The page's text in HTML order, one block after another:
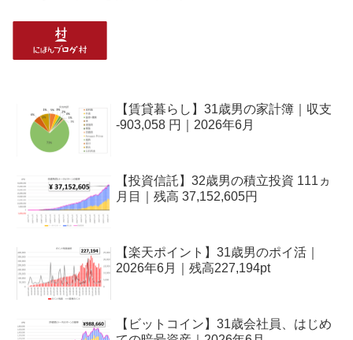
【賃貸暮らし】31歳男の家計簿｜収支
-903,058 円｜2026年6月
【投資信託】32歳男の積立投資 111ヵ
月目｜残高 37,152,605円
【楽天ポイント】31歳男のポイ活｜
2026年6月｜残高227,194pt
【ビットコイン】31歳会社員、はじめ